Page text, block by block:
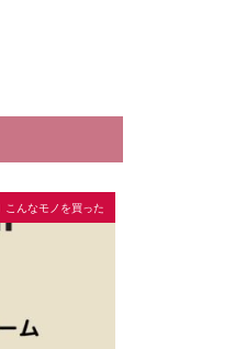
こんなモノを買った